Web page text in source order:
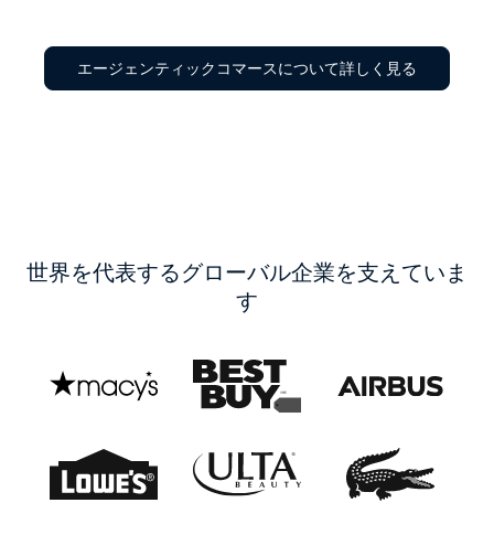
エージェンティックコマースについて詳しく見る
世界を代表するグローバル企業を支えていま
す